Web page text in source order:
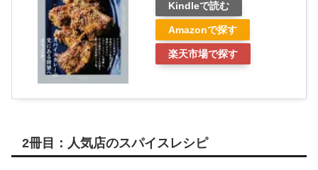
Kindleで読む
Amazonで探す
楽天市場で探す
2冊目：人気店のスパイスレシピ